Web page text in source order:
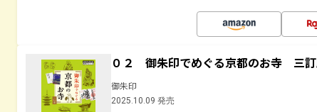
０２ 御朱印でめぐる京都のお寺 三
御朱印
2025.10.09 発売